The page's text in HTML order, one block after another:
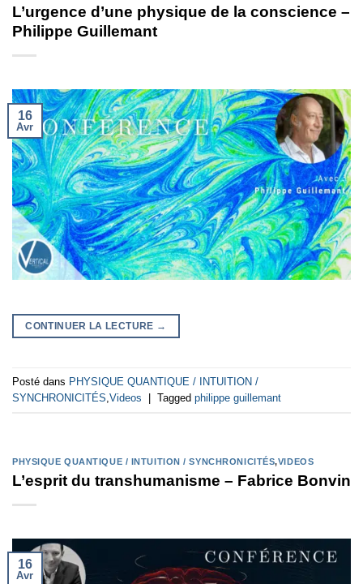
L’urgence d’une physique de la conscience –
Philippe Guillemant
16
Avr
CONTINUER LA LECTURE →
Posté dans PHYSIQUE QUANTIQUE / INTUITION /
SYNCHRONICITÉS Videos | Tagged philippe guillemant
PHYSIQUE QUANTIQUE / INTUITION / SYNCHRONICITÉS,VIDEOS
L’esprit du transhumanisme – Fabrice Bonvin
16
Avr